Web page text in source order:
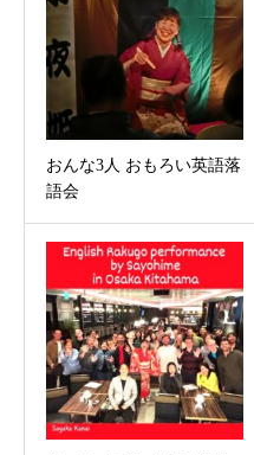
おんな3人 おもろい英語落
語会